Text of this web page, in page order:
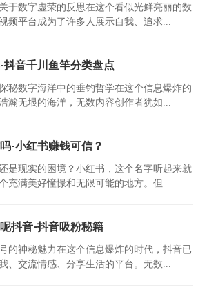
于数字虚荣的反思在这个看似光鲜亮丽的数
频平台成为了许多人展示自我、追求...
音千川鱼竿分类盘点
秘数字海洋中的垂钓哲学在这个信息爆炸的
瀚无垠的海洋，无数内容创作者犹如...
-小红书赚钱可信？
是现实的困境？小红书，这个名字听起来就
充满美好憧憬和无限可能的地方。但...
抖音-抖音吸粉秘籍
的神秘魅力在这个信息爆炸的时代，抖音已
、交流情感、分享生活的平台。无数...